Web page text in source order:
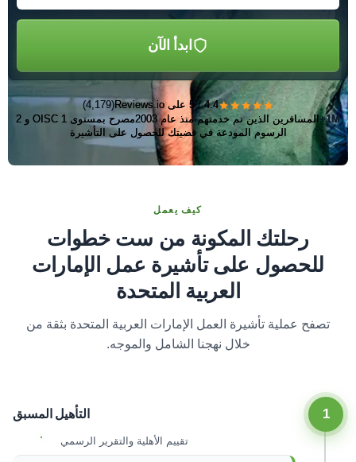
ابدأ الآن
★★★★★4.4 / 5 على Reviews.io
(4,179)
1M+
المسافرين الذين تم خدمتهم منذ عام 2003
مصرح بمستوى OISC 1 و 2
الرسوم المودعة في قضيتك للحصول على التأشيرة
كيف يعمل
رحلتك المكونة من ست خطوات
للحصول على تأشيرة عمل الإمارات
العربية المتحدة
تصفح عملية تأشيرة العمل الإمارات العربية المتحدة بثقة من
خلال نهجنا الشامل والموجه.
1 التأهيل المسبق
تقييم الأهلية والتقرير الرسمي